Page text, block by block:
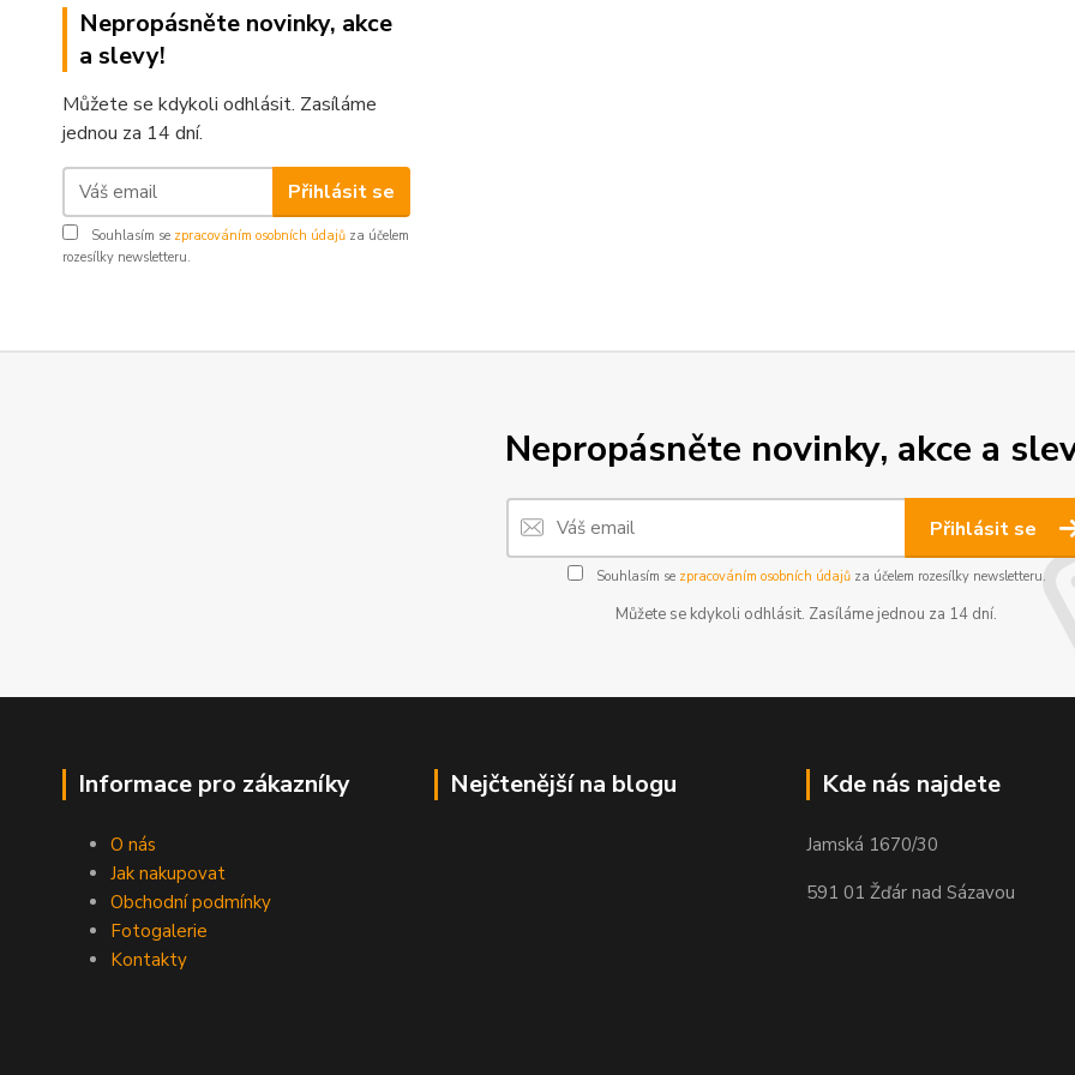
Nepropásněte novinky, akce
a slevy!
Můžete se kdykoli odhlásit. Zasíláme
jednou za 14 dní.
Přihlásit se
Souhlasím se zpracováním osobních údajů za účelem
rozesílky newsletteru.
Nepropásněte novinky, akce a
Přihlásit se
Souhlasím se zpracováním osobních údajůza účelem rozesílky newsletteru.
Můžete se kdykoli odhlásit. Zasíláme jednou za 14 dní.
Informace pro zákazníky
O nás
Jak nakupovat
Obchodní podmínky
Fotogalerie
Kontakty
Nejčtenější na blogu Kde nás najdete
Jamská 1670/30
591 01 Žďár nad Sázavou